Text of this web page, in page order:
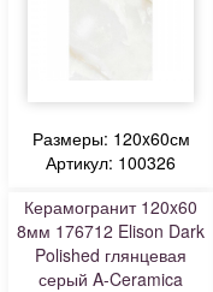
Размеры: 120x60см
Артикул: 100326
Керамогранит 120x60
8мм 176712 Elison Dark
Polished глянцевая
серый A-Ceramica